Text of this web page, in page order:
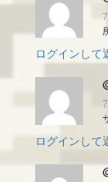
ログインして
ログインして